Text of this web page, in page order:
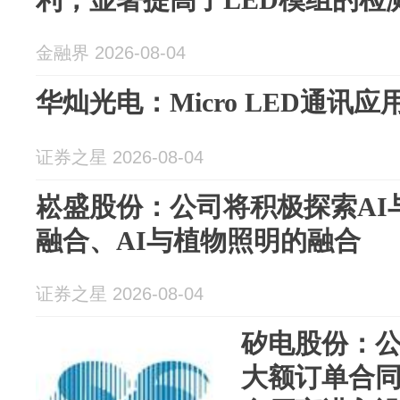
金融界 2026-08-04
华灿光电：Micro LED通讯应
证券之星 2026-08-04
崧盛股份：公司将积极探索AI
融合、AI与植物照明的融合
证券之星 2026-08-04
矽电股份：
大额订单合